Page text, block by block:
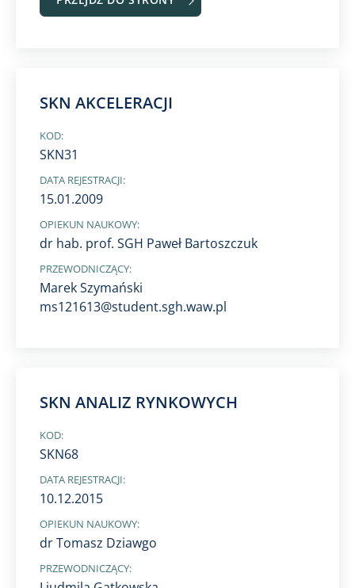
SKN AKCELERACJI
KOD:
SKN31
DATA REJESTRACJI:
15.01.2009
OPIEKUN NAUKOWY:
dr hab. prof. SGH Paweł Bartoszczuk
PRZEWODNICZĄCY:
Marek Szymański
ms121613@student.sgh.waw.pl
SKN ANALIZ RYNKOWYCH
KOD:
SKN68
DATA REJESTRACJI:
10.12.2015
OPIEKUN NAUKOWY:
dr Tomasz Dziawgo
PRZEWODNICZĄCY: